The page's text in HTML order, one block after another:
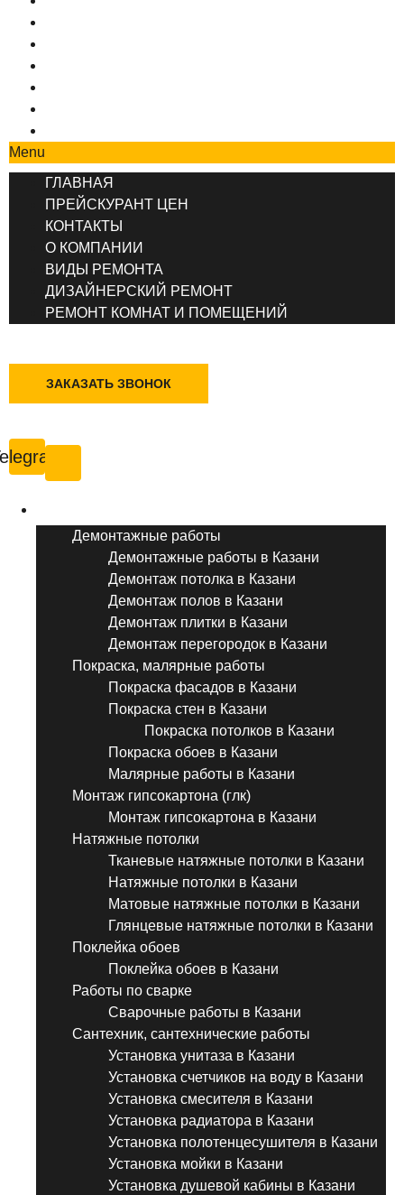
Menu
ГЛАВНАЯ
ПРЕЙСКУРАНТ ЦЕН
КОНТАКТЫ
О КОМПАНИИ
ВИДЫ РЕМОНТА
ДИЗАЙНЕРСКИЙ РЕМОНТ
РЕМОНТ КОМНАТ И ПОМЕЩЕНИЙ
ЗАКАЗАТЬ ЗВОНОК
Демонтажные работы
Демонтажные работы в Казани
Демонтаж потолка в Казани
Демонтаж полов в Казани
Демонтаж плитки в Казани
Демонтаж перегородок в Казани
Покраска, малярные работы
Покраска фасадов в Казани
Покраска стен в Казани
Покраска потолков в Казани
Покраска обоев в Казани
Малярные работы в Казани
Монтаж гипсокартона (глк)
Монтаж гипсокартона в Казани
Натяжные потолки
Тканевые натяжные потолки в Казани
Натяжные потолки в Казани
Матовые натяжные потолки в Казани
Глянцевые натяжные потолки в Казани
Поклейка обоев
Поклейка обоев в Казани
Работы по сварке
Сварочные работы в Казани
Сантехник, сантехнические работы
Установка унитаза в Казани
Установка счетчиков на воду в Казани
Установка смесителя в Казани
Установка радиатора в Казани
Установка полотенцесушителя в Казани
Установка мойки в Казани
Установка душевой кабины в Казани